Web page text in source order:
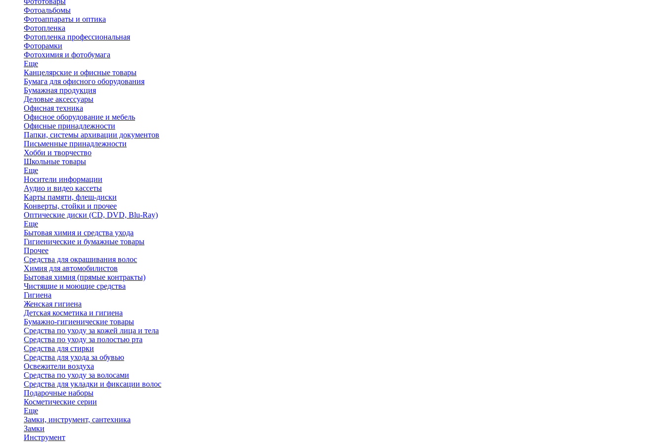
Фотоальбомы
Фотоаппараты и оптика
Фотопленка
Фотопленка профессиональная
Фоторамки
Фотохимия и фотобумага
Еще
Канцелярские и офисные товары
Бумага для офисного оборудования
Бумажная продукция
Деловые аксессуары
Офисная техника
Офисное оборудование и мебель
Офисные принадлежности
Папки, системы архивации документов
Письменные принадлежности
Хобби и творчество
Школьные товары
Еще
Носители информации
Аудио и видео кассеты
Карты памяти, флеш-диски
Конверты, стойки и прочее
Оптические диски (CD, DVD, Blu-Ray)
Еще
Бытовая химия и средства ухода
Гигиенические и бумажные товары
Прочее
Средства для окрашивания волос
Химия для автомобилистов
Бытовая химия (прямые контракты)
Чистящие и моющие средства
Гигиена
Женская гигиена
Детская косметика и гигиена
Бумажно-гигиенические товары
Средства по уходу за кожей лица и тела
Средства по уходу за полостью рта
Средства для стирки
Средства для ухода за обувью
Освежители воздуха
Средства по уходу за волосами
Средства для укладки и фиксации волос
Подарочные наборы
Косметические серии
Еще
Замки, инструмент, сантехника
Замки
Инструмент